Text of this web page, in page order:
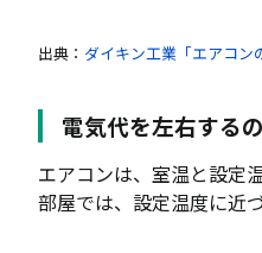
まとめ：エアコ
出典： ダイキン工業「エアコン
電気代を左右する
エアコンは、室温と設定
部屋では、設定温度に近